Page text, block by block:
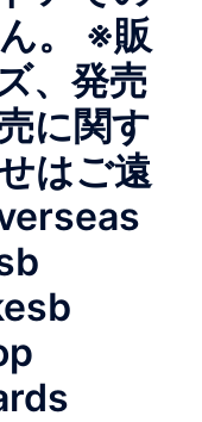
。 ※販
、発売
に関す
はご遠